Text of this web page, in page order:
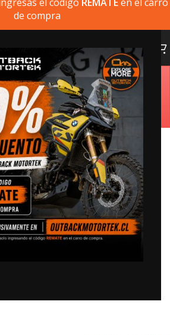
de compra
si el producto que busca no está
comprarlo directamente en